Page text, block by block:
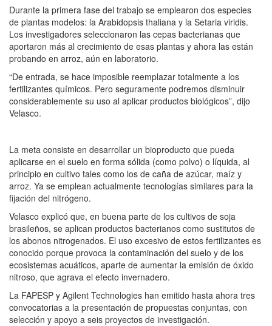
Durante la primera fase del trabajo se emplearon dos especies
de plantas modelos: la Arabidopsis thaliana y la Setaria viridis.
Los investigadores seleccionaron las cepas bacterianas que
aportaron más al crecimiento de esas plantas y ahora las están
probando en arroz, aún en laboratorio.
“De entrada, se hace imposible reemplazar totalmente a los
fertilizantes químicos. Pero seguramente podremos disminuir
considerablemente su uso al aplicar productos biológicos”, dijo
Velasco.
La meta consiste en desarrollar un bioproducto que pueda
aplicarse en el suelo en forma sólida (como polvo) o líquida, al
principio en cultivo tales como los de caña de azúcar, maíz y
arroz. Ya se emplean actualmente tecnologías similares para la
fijación del nitrógeno.
Velasco explicó que, en buena parte de los cultivos de soja
brasileños, se aplican productos bacterianos como sustitutos de
los abonos nitrogenados. El uso excesivo de estos fertilizantes es
conocido porque provoca la contaminación del suelo y de los
ecosistemas acuáticos, aparte de aumentar la emisión de óxido
nitroso, que agrava el efecto invernadero.
La FAPESP y Agilent Technologies han emitido hasta ahora tres
convocatorias a la presentación de propuestas conjuntas, con
selección y apoyo a seis proyectos de investigación.